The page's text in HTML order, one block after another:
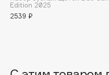
Batiste
beautyblender
Edition 2025
2539 ₽